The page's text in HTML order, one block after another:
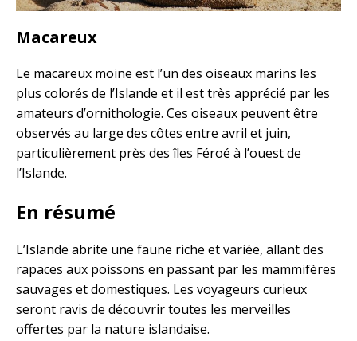
Macareux
Le macareux moine est l’un des oiseaux marins les
plus colorés de l’Islande et il est très apprécié par les
amateurs d’ornithologie. Ces oiseaux peuvent être
observés au large des côtes entre avril et juin,
particulièrement près des îles Féroé à l’ouest de
l’Islande.
En résumé
L’Islande abrite une faune riche et variée, allant des
rapaces aux poissons en passant par les mammifères
sauvages et domestiques. Les voyageurs curieux
seront ravis de découvrir toutes les merveilles
offertes par la nature islandaise.